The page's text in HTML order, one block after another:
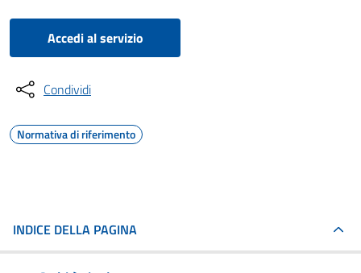
Accedi al servizio
Condividi
Normativa di riferimento
INDICE DELLA PAGINA